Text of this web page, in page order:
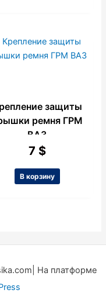
защиты
ремня ГРМ
ВАЗ
7 $
В корзину
На платформе